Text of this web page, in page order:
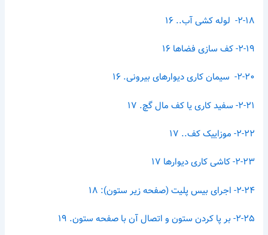
۲-۱۸- لوله کشی آب.. ۱۶
۲-۱۹- کف سازی فضاها ۱۶
۲-۲۰- سیمان کاری دیوارهای بیرونی. ۱۶
۲-۲۱- سفید کاری یا کف مال گچ. ۱۷
۲-۲۲- موزاییک کف.. ۱۷
۲-۲۳- کاشی کاری دیوارها ۱۷
۲-۲۴- اجرای بیس پلیت (صفحه زیر ستون): ۱۸
۲-۲۵- بر پا کردن ستون و اتصال آن با صفحه ستون. ۱۹